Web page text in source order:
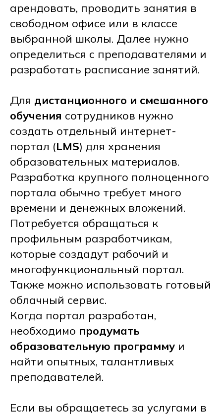
арендовать, проводить занятия в
свободном офисе или в классе
выбранной школы. Далее нужно
определиться с преподавателями и
разработать расписание занятий.
Для дистанционного и смешанного
обучения сотрудников нужно
создать отдельный интернет-
портал (LMS) для хранения
образовательных материалов.
Разработка крупного полноценного
портала обычно требует много
времени и денежных вложений.
Потребуется обращаться к
профильным разработчикам,
которые создадут рабочий и
многофункциональный портал.
Также можно использовать готовый
облачный сервис.
Когда портал разработан,
необходимо продумать
образовательную программу и
найти опытных, талантливых
преподавателей.
Если вы обращаетесь за услугами в